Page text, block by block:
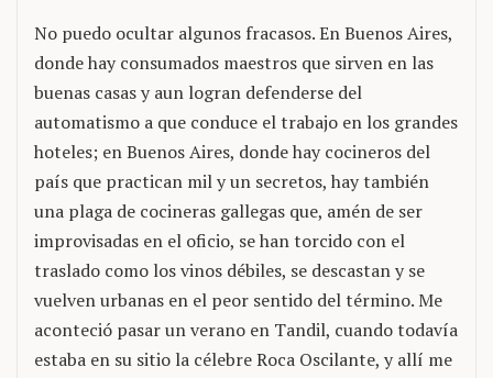
No puedo ocultar algunos fracasos. En Buenos Aires,
donde hay consumados maestros que sirven en las
buenas casas y aun logran defenderse del
automatismo a que conduce el trabajo en los grandes
hoteles; en Buenos Aires, donde hay cocineros del
país que practican mil y un secretos, hay también
una plaga de cocineras gallegas que, amén de ser
improvisadas en el oficio, se han torcido con el
traslado como los vinos débiles, se descastan y se
vuelven urbanas en el peor sentido del término. Me
aconteció pasar un verano en Tandil, cuando todavía
estaba en su sitio la célebre Roca Oscilante, y allí me